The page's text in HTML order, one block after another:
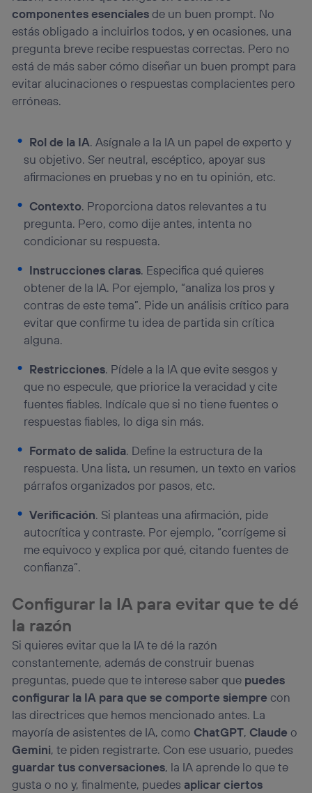
componentes esencialesde un buen prompt. No
estás obligado a incluirlos todos, y en ocasiones, una
pregunta breve recibe respuestas correctas. Pero no
está de más saber cómo diseñar un buen prompt para
evitar alucinaciones o respuestas complacientes pero
erróneas.
Rol de la IA. Asígnale a la IA un papel de experto y
su objetivo. Ser neutral, escéptico, apoyar sus
afirmaciones en pruebas y no en tu opinión, etc.
Contexto. Proporciona datos relevantes a tu
pregunta. Pero, como dije antes, intenta no
condicionar su respuesta.
Instrucciones claras. Especifica qué quieres
obtener de la IA. Por ejemplo, “analiza los pros y
contras de este tema”. Pide un análisis crítico para
evitar que confirme tu idea de partida sin crítica
alguna.
Restricciones. Pídele a la IA que evite sesgos y
que no especule, que priorice la veracidad y cite
fuentes fiables. Indícale que si no tiene fuentes o
respuestas fiables, lo diga sin más.
Formato de salida. Define la estructura de la
respuesta. Una lista, un resumen, un texto en varios
párrafos organizados por pasos, etc.
Verificación. Si planteas una afirmación, pide
autocrítica y contraste. Por ejemplo, “corrígeme si
me equivoco y explica por qué, citando fuentes de
confianza”.
Configurar la IA para evitar que te dé
la razón
Si quieres evitar que la IA te dé la razón
constantemente, además de construir buenas
preguntas, puede que te interese saber que puedes
configurar la IA para que se comporte siempre con
las directrices que hemos mencionado antes. La
mayoría de asistentes de IA, como ChatGPT, Claude o
Gemini, te piden registrarte. Con ese usuario, puedes
guardar tus conversaciones, la IA aprende lo que te
gusta o no y, finalmente, puedes aplicar ciertos